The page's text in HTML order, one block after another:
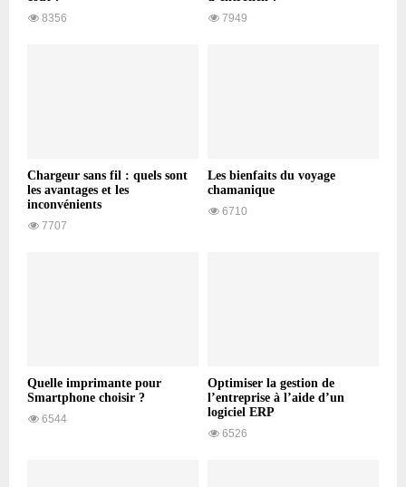
8356 7949
Chargeur sans fil : quels sont
les avantages et les
inconvénients
7707
Les bienfaits du voyage
chamanique
6710
Quelle imprimante pour
Smartphone choisir ?
6544
Optimiser la gestion de
l’entreprise à l’aide d’un
logiciel ERP
6526